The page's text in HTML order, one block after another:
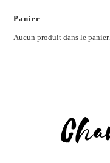
Panier
Aucun produit dans le panier.